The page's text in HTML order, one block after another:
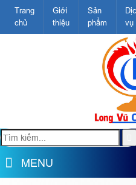
Trang
chủ
Giới
thiệu
Sản
phẩm
vụ
MENU